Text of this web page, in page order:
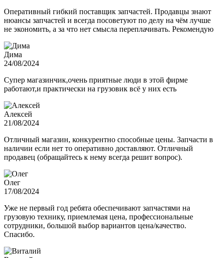
Оперативный гибкий поставщик запчастей. Продавцы знают
нюансы запчастей и всегда посоветуют по делу на чём лучше
не экономить, а за что нет смысла переплачивать. Рекомендую
Дима
24/08/2024
Супер магазинчик,очень приятные люди в этой фирме
работают,и практически на грузовик всё у них есть
Алексей
21/08/2024
Отличный магазин, конкурентно способные цены. Запчасти в
наличии если нет то оперативно доставляют. Отличный
продавец (обращайтесь к нему всегда решит вопрос).
Олег
17/08/2024
Уже не первый год ребята обеспечивают запчастями на
грузовую технику, приемлемая цена, профессиональные
сотрудники, большой выбор вариантов цена/качество.
Спасибо.